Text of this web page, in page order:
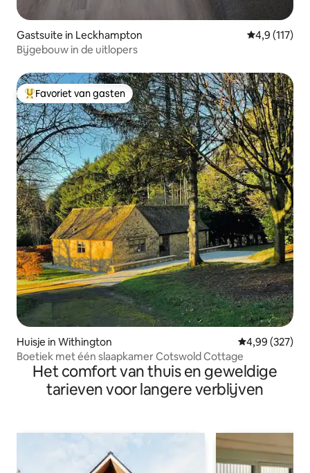
Gastsuite in Leckhampton Gemiddelde
4,9 (117)
Bijgebouw in de uitlopers
Topfavoriet van gasten
Favoriet van gasten
Huisje in Withington Gemiddelde
4,99 (327)
Boetiek met één slaapkamer Cotswold Cottage
Het comfort van thuis en geweldige
tarieven voor langere verblijven